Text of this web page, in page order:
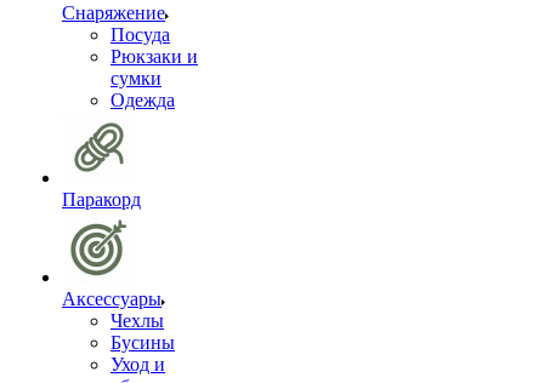
Снаряжение
Посуда
Рюкзаки и
сумки
Одежда
Паракорд
Аксессуары
Чехлы
Бусины
Уход и